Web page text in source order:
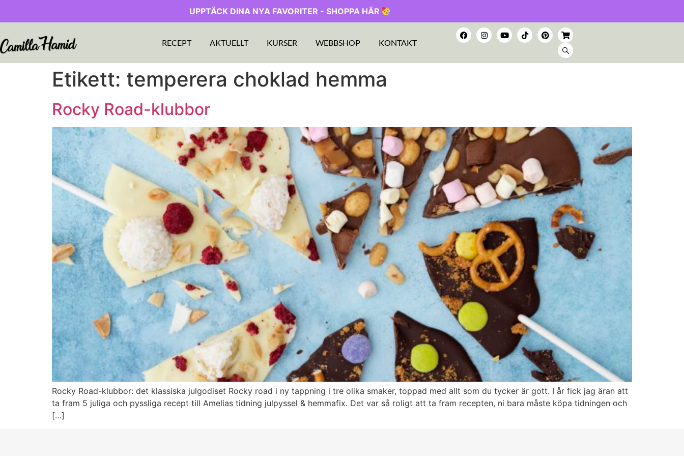
UPPTÄCK DINA NYA FAVORITER - SHOPPA HÄR
RECEPT AKTUELLT KURSER WEBBSHOP KONTAKT
Etikett: temperera choklad hemma
Rocky Road-klubbor
Rocky Road-klubbor: det klassiska julgodiset Rocky road i ny tappning i tre olika smaker, toppad med allt som du tycker är gott. I år fick jag äran att
ta fram 5 juliga och pyssliga recept till Amelias tidning julpyssel & hemmafix. Det var så roligt att ta fram recepten, ni bara måste köpa tidningen och
[…]